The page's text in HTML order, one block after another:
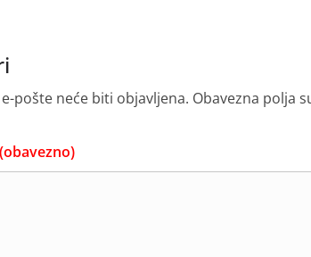
pošte neće biti objavljena. Obavezna polja